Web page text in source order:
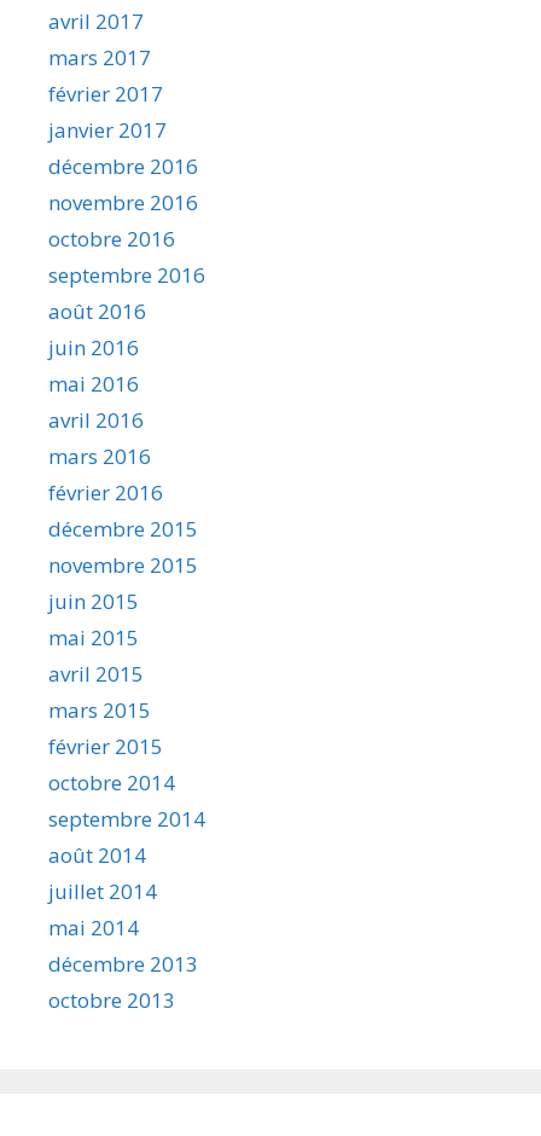
avril 2017
mars 2017
février 2017
janvier 2017
décembre 2016
novembre 2016
octobre 2016
septembre 2016
août 2016
juin 2016
mai 2016
avril 2016
mars 2016
février 2016
décembre 2015
novembre 2015
juin 2015
mai 2015
avril 2015
mars 2015
février 2015
octobre 2014
septembre 2014
août 2014
juillet 2014
mai 2014
décembre 2013
octobre 2013